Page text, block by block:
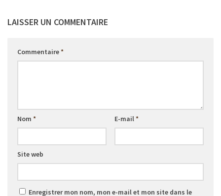
LAISSER UN COMMENTAIRE
Commentaire*
Nom * E-mail *
Site web
Enregistrer mon nom, mon e-mail et mon site dans le